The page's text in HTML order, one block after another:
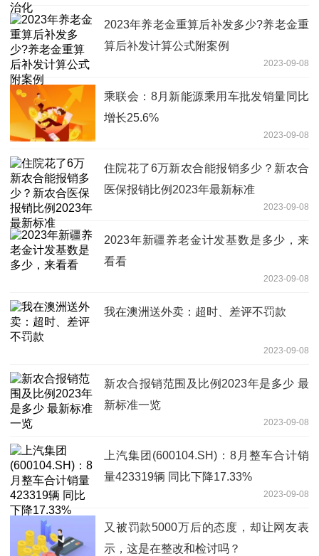
2023年养老金重算后补发多少?养老金重
算后补发计算公式附案例
2023-09-08
乘联会：8月新能源乘用车批发销量同比
增长25.6%
2023-09-08
住院花了6万新农合能报销多少？新农合
医保报销比例2023年最新标准
2023-09-08
2023年新疆养老金计发基数是多少，来
看看
2023-09-08
我在澳洲送外卖：超时、差评不罚款
2023-09-08
新农合报销范围及比例2023年是多少 最
新标准一览
2023-09-08
上汽集团(600104.SH)：8月整车合计销
量423319辆 同比下降17.33%
2023-09-08
又被罚款5000万后的态度，却让网友表
示，这是在整改和检讨吗？